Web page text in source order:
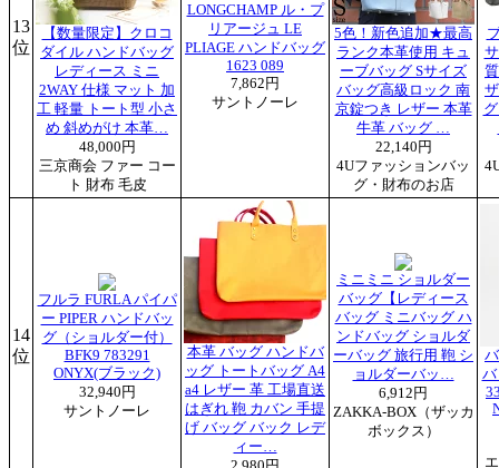
13
位
【数量限定】クロコ
ダイル ハンドバッグ
レディース ミニ
2WAY 仕様 マット 加
工 軽量 トート型 小さ
め 斜めがけ 本革…
48,000円
三京商会 ファー コー
ト 財布 毛皮
LONGCHAMP ル・プ
リアージュ LE
PLIAGE ハンドバッグ
1623 089
7,862円
サントノーレ
5色！新色追加★最高
ランク本革使用 キュ
ーブバッグ Sサイズ
バッグ高級ロック 南
京錠つき レザー 本革
牛革 バッグ …
22,140円
4Uファッションバッ
グ・財布のお店
14
位
フルラ FURLA パイパ
ー PIPER ハンドバッ
グ（ショルダー付）
BFK9 783291
ONYX(ブラック)
32,940円
サントノーレ
本革 バッグ ハンドバ
ッグ トートバッグ A4
a4 レザー 革 工場直送
はぎれ 鞄 カバン 手提
げ バッグ バック レデ
ィー…
ミニミニ ショルダー
バッグ【レディース
バッグ ミニバッグ ハ
ンドバッグ ショルダ
ーバッグ 旅行用 鞄 シ
ョルダーバッ…
6,912円
ZAKKA-BOX（ザッカ
ボックス）
バ